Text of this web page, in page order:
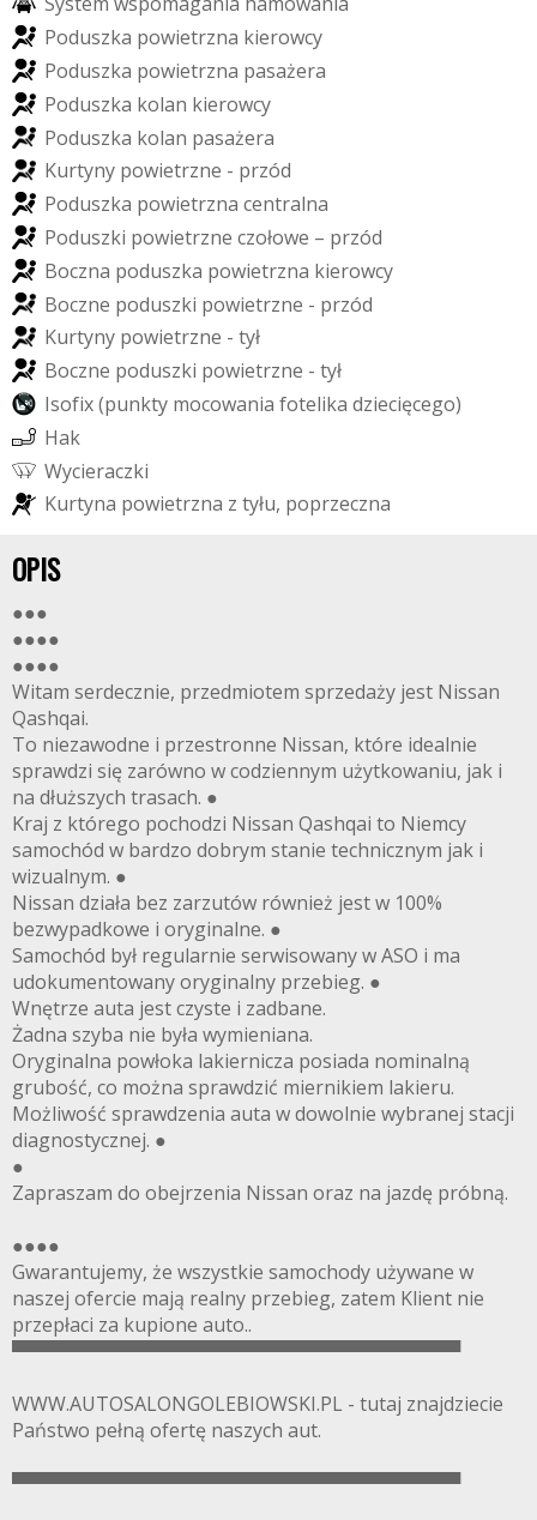
Poduszka powietrzna kierowcy
Poduszka powietrzna pasażera
Poduszka kolan kierowcy
Poduszka kolan pasażera
Kurtyny powietrzne - przód
Poduszka powietrzna centralna
Poduszki powietrzne czołowe – przód
Boczna poduszka powietrzna kierowcy
Boczne poduszki powietrzne - przód
Kurtyny powietrzne - tył
Boczne poduszki powietrzne - tył
Isofix(punkty mocowania fotelika dziecięcego)
Hak
Wycieraczki
Kurtyna powietrzna z tyłu, poprzeczna
OPIS
●●●
●●●●
●●●●
Witam serdecznie, przedmiotem sprzedaży jest Nissan
Qashqai.
To niezawodne i przestronne Nissan, które idealnie
sprawdzi się zarówno w codziennym użytkowaniu, jak i
na dłuższych trasach. ●
Kraj z którego pochodzi Nissan Qashqai to Niemcy
samochód w bardzo dobrym stanie technicznym jak i
wizualnym. ●
Nissan działa bez zarzutów również jest w 100%
bezwypadkowe i oryginalne. ●
Samochód był regularnie serwisowany w ASO i ma
udokumentowany oryginalny przebieg. ●
Wnętrze auta jest czyste i zadbane.
Żadna szyba nie była wymieniana.
Oryginalna powłoka lakiernicza posiada nominalną
grubość, co można sprawdzić miernikiem lakieru.
Możliwość sprawdzenia auta w dowolnie wybranej stacji
diagnostycznej. ●
●
Zapraszam do obejrzenia Nissan oraz na jazdę próbną.
●●●●
Gwarantujemy, że wszystkie samochody używane w
naszej ofercie mają realny przebieg, zatem Klient nie
przepłaci za kupione auto..
▀▀▀▀▀▀▀▀▀▀▀▀▀▀▀▀▀▀▀▀▀▀▀▀▀▀▀▀▀▀▀▀▀▀
WWW.AUTOSALONGOLEBIOWSKI.PL - tutaj znajdziecie
Państwo pełną ofertę naszych aut.
▀▀▀▀▀▀▀▀▀▀▀▀▀▀▀▀▀▀▀▀▀▀▀▀▀▀▀▀▀▀▀▀▀▀